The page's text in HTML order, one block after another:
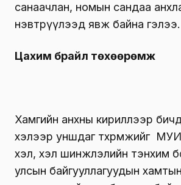
санаачлан, номын сандаа
нэвтрүүлээд явж байна гэлээ.
Цахим брайл төхөөрөмж
Хамгийн анхны кириллээр
хэлээр уншдаг төхөөрөмжийг
хэл, хэл шинжлэлийн тэнхим
улсын байгууллагуудын хамтын